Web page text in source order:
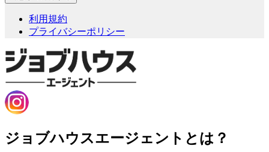
利用規約
プライバシーポリシー
ジョブハウスエージェントとは？